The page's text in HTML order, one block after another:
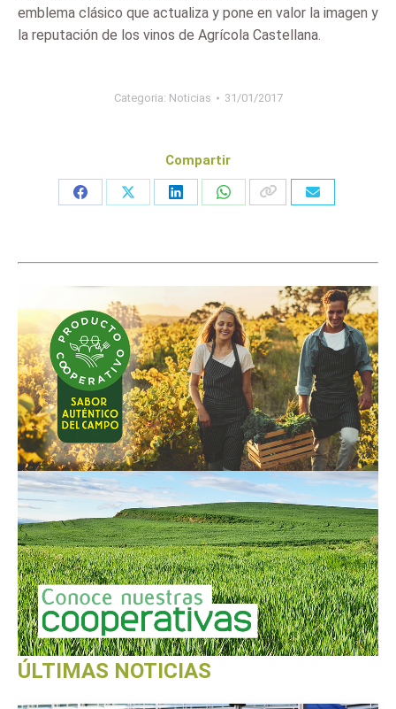
emblema clásico que actualiza y pone en valor la imagen y
la reputación de los vinos de Agrícola Castellana.
Categoria: Noticias 31/01/2017
Compartir
Share
Share
Share
Share
ÚLTIMAS NOTICIAS